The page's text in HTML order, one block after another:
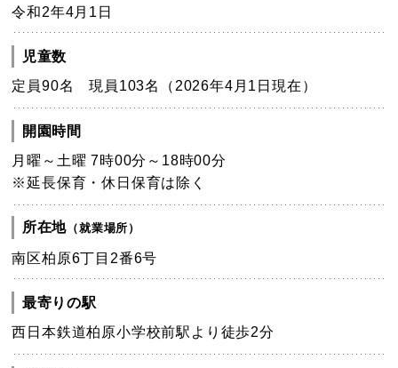
令和2年4月1日
児童数
定員90名 現員103名（2026年4月1日現在）
開園時間
月曜～土曜 7時00分～18時00分
※延長保育・休日保育は除く
所在地 （就業場所）
南区柏原6丁目2番6号
最寄りの駅
西日本鉄道柏原小学校前駅より徒歩2分